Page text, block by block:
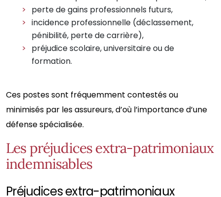
perte de gains professionnels futurs,
incidence professionnelle (déclassement,
pénibilité, perte de carrière),
préjudice scolaire, universitaire ou de
formation.
Ces postes sont fréquemment contestés ou
minimisés par les assureurs, d’où l’importance d’une
défense spécialisée.
Les préjudices extra-patrimoniaux
indemnisables
Préjudices extra-patrimoniaux